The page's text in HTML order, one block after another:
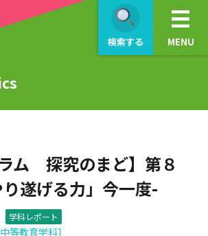
検索する MENU
ラム 探究のまど】第８
遂げる力」今一度-
学科レポート
等教育学科]